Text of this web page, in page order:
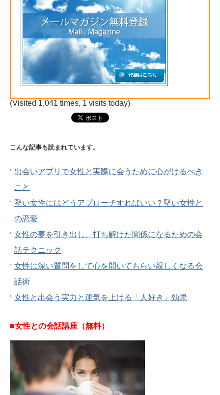
(Visited 1,041 times, 1 visits today)
こんな記事も読まれています。
出会いアプリで女性と実際に会うために心がけるべき
こと
堅い女性にはどうアプローチすればいい？堅い女性と
の恋愛
女性の夢を引き出し、打ち解けた関係になるための会
話テクニック
女性に深い質問をして心を開いてもらい親しくなる会
話術
女性と出会う実力と運気を上げる「人好き」効果
■女性との会話講座（無料）